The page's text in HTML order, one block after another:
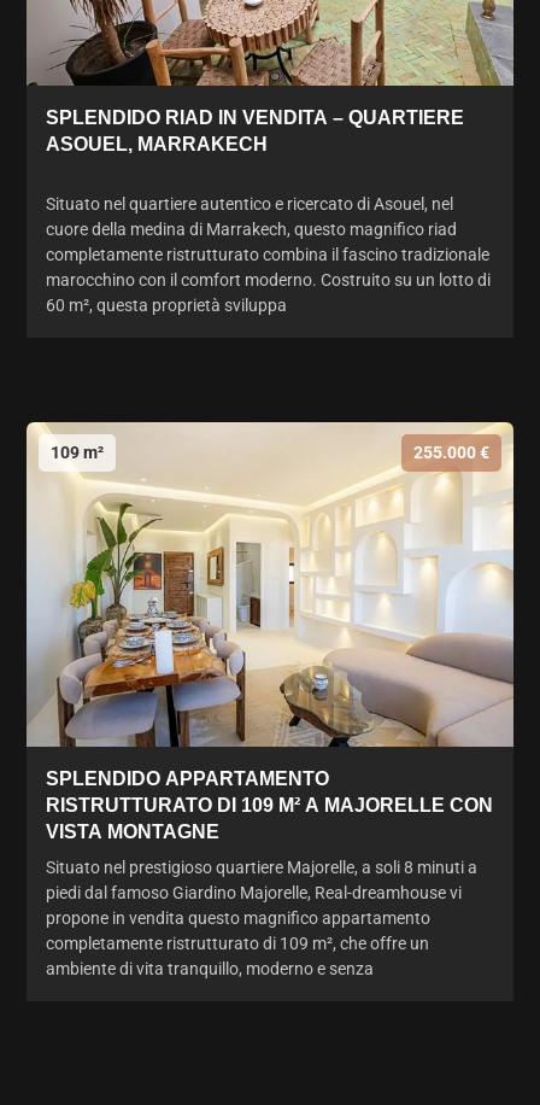
SPLENDIDO RIAD IN VENDITA – QUARTIERE
ASOUEL, MARRAKECH
Situato nel quartiere autentico e ricercato di Asouel, nel
cuore della medina di Marrakech, questo magnifico riad
completamente ristrutturato combina il fascino tradizionale
marocchino con il comfort moderno. Costruito su un lotto di
60 m², questa proprietà sviluppa
109 m² 255.000 €
SPLENDIDO APPARTAMENTO
RISTRUTTURATO DI 109 M² A MAJORELLE CON
VISTA MONTAGNE
Situato nel prestigioso quartiere Majorelle, a soli 8 minuti a
piedi dal famoso Giardino Majorelle, Real-dreamhouse vi
propone in vendita questo magnifico appartamento
completamente ristrutturato di 109 m², che offre un
ambiente di vita tranquillo, moderno e senza